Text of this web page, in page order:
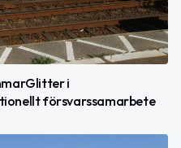
i
försvarssamarbete